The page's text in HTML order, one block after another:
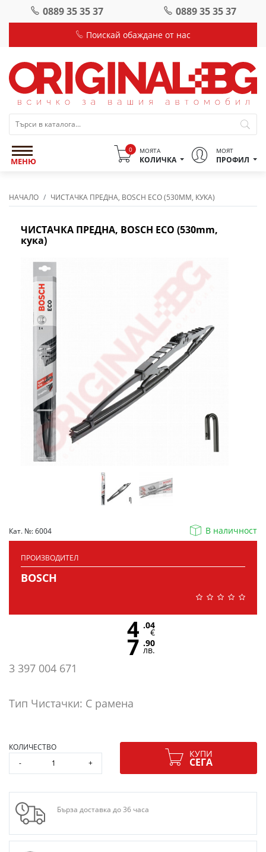
0889 35 35 37 0889 35 35 37
Поискай обаждане от нас
МЕНЮ
0 МОЯТА
КОЛИЧКА
МОЯТ
ПРОФИЛ
НАЧАЛО ЧИСТАЧКА ПРЕДНА, BOSCH ECO (530MM, КУКА)
ЧИСТАЧКА ПРЕДНА, BOSCH ECO (530mm,
кука)
Кат. №: 6004 В наличност
ПРОИЗВОДИТЕЛ
BOSCH
3 397 004 671
Тип Чистачки: С рамена
4 .04
€
7 .90
лв.
КОЛИЧЕСТВО
-
+
КУПИ
СЕГА
Бърза доставка до 36 часа